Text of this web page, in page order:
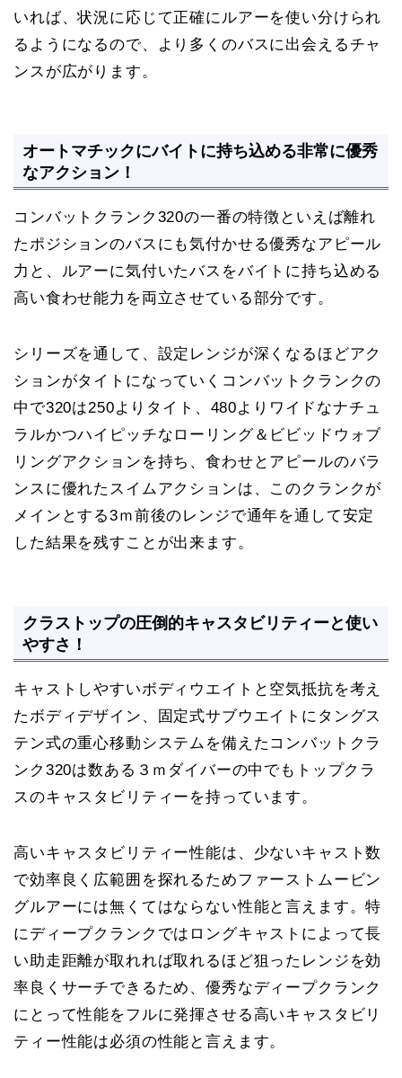
いれば、状況に応じて正確にルアーを使い分けられ
るようになるので、より多くのバスに出会えるチャ
ンスが広がります。
オートマチックにバイトに持ち込める非常に優秀
なアクション！
コンバットクランク320の一番の特徴といえば離れ
たポジションのバスにも気付かせる優秀なアピール
力と、ルアーに気付いたバスをバイトに持ち込める
高い食わせ能力を両立させている部分です。
シリーズを通して、設定レンジが深くなるほどアク
ションがタイトになっていくコンバットクランクの
中で320は250よりタイト、480よりワイドなナチュ
ラルかつハイピッチなローリング＆ビビッドウォブ
リングアクションを持ち、食わせとアピールのバラ
ンスに優れたスイムアクションは、このクランクが
メインとする3ｍ前後のレンジで通年を通して安定
した結果を残すことが出来ます。
クラストップの圧倒的キャスタビリティーと使い
やすさ！
キャストしやすいボディウエイトと空気抵抗を考え
たボディデザイン、固定式サブウエイトにタングス
テン式の重心移動システムを備えたコンバットクラ
ンク320は数ある３ｍダイバーの中でもトップクラ
スのキャスタビリティーを持っています。
高いキャスタビリティー性能は、少ないキャスト数
で効率良く広範囲を探れるためファーストムービン
グルアーには無くてはならない性能と言えます。特
にディープクランクではロングキャストによって長
い助走距離が取れれば取れるほど狙ったレンジを効
率良くサーチできるため、優秀なディープクランク
にとって性能をフルに発揮させる高いキャスタビリ
ティー性能は必須の性能と言えます。